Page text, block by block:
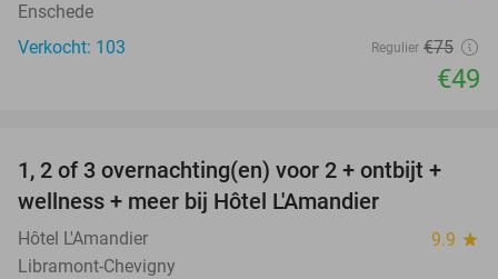
Enschede
Verkocht: 103
Regulier €75
€49
32%
TODAY
1, 2 of 3 overnachting(en) voor 2 + ontbijt +
wellness + meer bij Hôtel L'Amandier
Hôtel L'Amandier 9.9 star
Libramont-Chevigny